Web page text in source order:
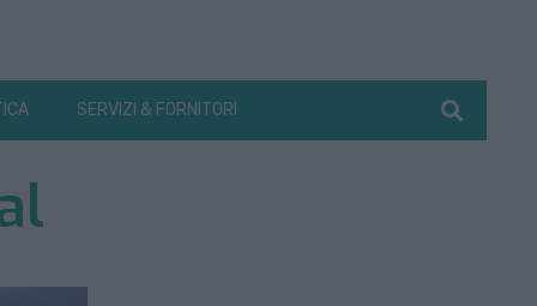
SERVIZI & FORNITORI